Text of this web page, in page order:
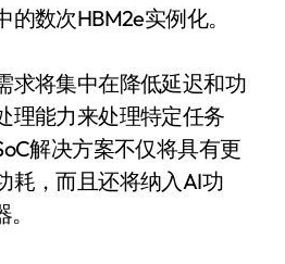
数次HBM2e实例化。
求将集中在降低延迟和功
理能力来处理特定任务
解决方案不仅将具有更
耗，而且还将纳入AI功